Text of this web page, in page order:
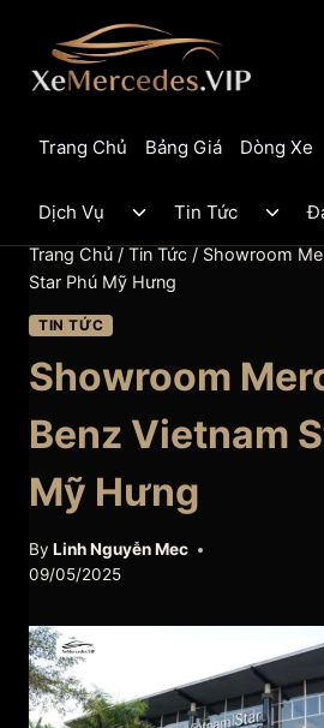
content
Trang Chủ Bảng Giá Dòng Xe
Dịch Vụ
Toggle
menu
Tin Tức
menu
Trang Chủ / Tin Tức / Showroom
Star Phú Mỹ Hưng
TIN TỨC
Showroom
Benz Vietnam
Mỹ Hưng
By Linh Nguyễn Mec
09/05/2025